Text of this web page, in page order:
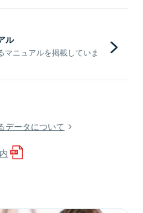
ル
ニュアルを掲載していま
データについて